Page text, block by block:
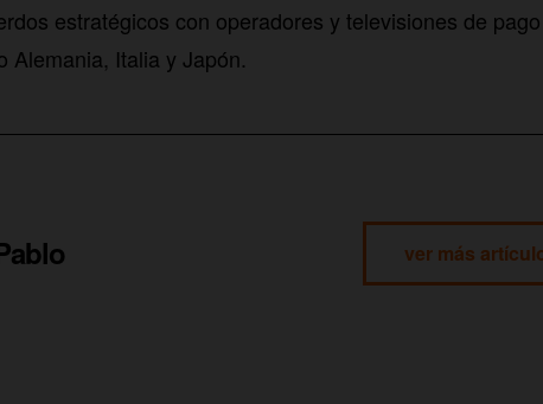
estratégicos con operadores y televisiones de
Alemania, Italia y Japón.
ver más